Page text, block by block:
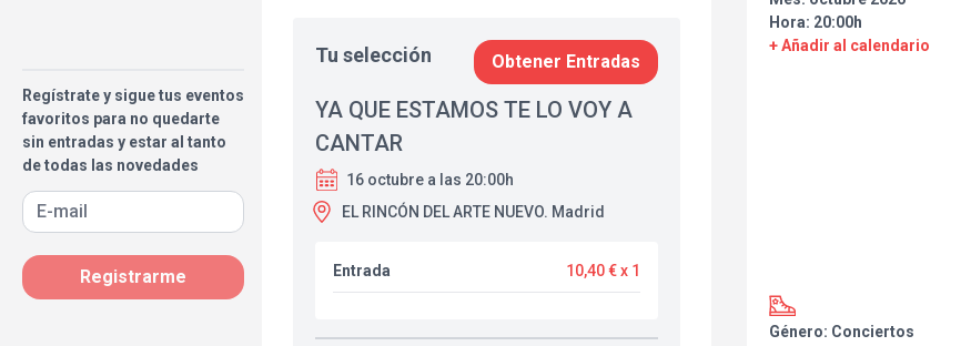
Regístrate y sigue tus eventos
favoritos para no quedarte
sin entradas y estar al tanto
de todas las novedades
Registrarme
Tu selección Obtener Entradas
YA QUE ESTAMOS TE LO VOY A
CANTAR
16 octubre a las 20:00h
EL RINCÓN DEL ARTE NUEVO. Madrid
Entrada 10,40 € x 1
Hora: 20:00h
+ Añadir al calendario
Género: Conciertos